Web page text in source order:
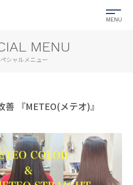
MENU
シャルメニュー
『METEO(メテオ)』